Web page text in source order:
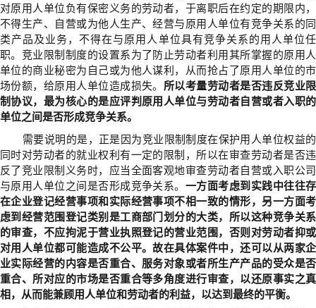
对原用人单位负有保密义务的劳动者，于离职后在约定的期限内，
不得生产、自营或为他人生产、经营与原用人单位有竞争关系的同
类产品及业务，不得在与原用人单位具有竞争关系的用人单位任
职。竞业限制制度的设置系为了防止劳动者利用其所掌握的原用人
单位的商业秘密为自己或为他人谋利，从而抢占了原用人单位的市
场份额，给原用人单位造成损失。 所以考量劳动者是否违反竞业限
制协议，最为核心的是应评判原用人单位与劳动者自营或者入职的
单位之间是否形成竞争关系。
需要说明的是，正是因为竞业限制制度在保护用人单位权益的
同时对劳动者的就业权利有一定的限制，所以在审查劳动者是否违
反了竞业限制义务时，应当全面客观地审查劳动者自营或入职公司
与原用人单位之间是否形成竞争关系。 一方面考虑到实践中往往存
在企业登记经营事项和实际经营事项不相一致的情形，另一方面考
虑到经营范围登记类别是工商部门划分的大类，所以这种竞争关系
的审查，不应拘泥于营业执照登记的营业范围，否则对劳动者抑或
对用人单位都可能造成不公平。故在具体案件中，还可以从两家企
业实际经营的内容是否重合、服务对象或者所生产产品的受众是否
重合、所对应的市场是否重合等多角度进行审查，以还原事实之真
相，从而能兼顾用人单位和劳动者的利益，以达到最终的平衡。